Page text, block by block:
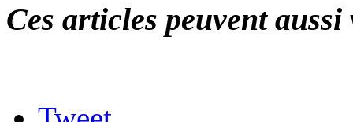
Ces articles peuvent